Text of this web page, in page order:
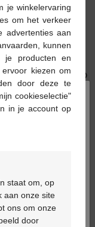
19,30 €
Fine 31g Aiguilles
5mm 100pc
31g Aiguilles
6mm 100pc
×
je winkelervaring
om het verkeer
advertenties aan
kunnen
je producten en
kiezen om
door deze te
cookieselectie"
in je account op
staat om, op
aan onze site
ons om onze
door